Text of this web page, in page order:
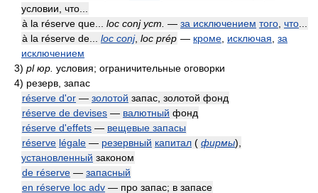
условии, что...
à la réserve que... loc conj уст. — за исключением того что
à la réserve de... loc conj, loc prép — кроме исключая за
исключением
3) pl юр. условия; ограничительные оговорки
4) резерв, запас
réserve d'or — золотой запас, золотой фонд
réserve de devises — валютный фонд
réserve d'effets — вещевые запасы
réserve légale — резервный капитал ( фирмы)
установленный законом
de réserve — запасный
en réserve loc adv — про запас; в запасе